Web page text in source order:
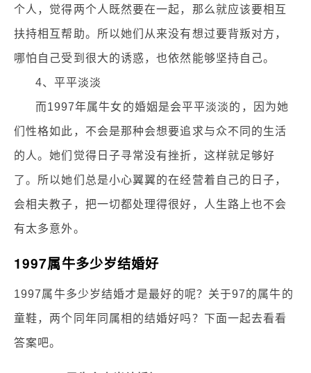
个人，觉得两个人既然要在一起，那么就应该要相互
扶持相互帮助。所以她们从来没有想过要背叛对方，
哪怕自己受到很大的诱惑，也依然能够坚持自己。
4、平平淡淡
而1997年属牛女的婚姻是会平平淡淡的，因为她
们性格如此，不会是那种会想要追求与众不同的生活
的人。她们觉得日子寻常没有挫折，这样就足够好
了。所以她们总是小心翼翼的在经营着自己的日子，
会相夫教子，把一切都处理得很好，人生路上也不会
有太多意外。
1997属牛多少岁结婚好
1997属牛多少岁结婚才是最好的呢？关于97的属牛的
童鞋，两个同年同属相的结婚好吗？下面一起去看看
答案吧。